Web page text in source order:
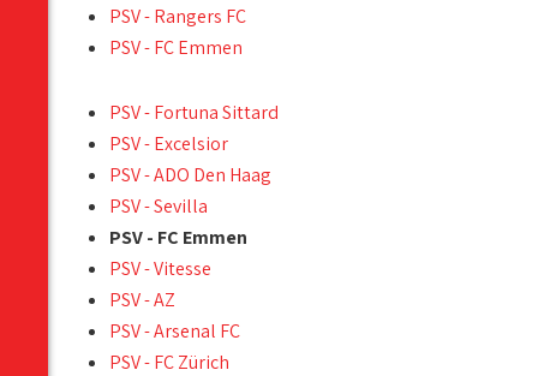
PSV - Rangers FC
PSV - FC Emmen
PSV - Fortuna Sittard
PSV - Excelsior
PSV - ADO Den Haag
PSV - Sevilla
PSV - FC Emmen
PSV - Vitesse
PSV - AZ
PSV - Arsenal FC
PSV - FC Zürich